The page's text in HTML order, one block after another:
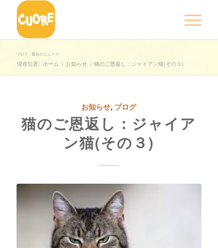
ブログ - 最近のニュース
現在位置: ホーム / お知らせ / 猫のご恩返し：ジャイアン猫(その３)
お知らせ, ブログ
猫のご恩返し：ジャイア
ン猫(その３)